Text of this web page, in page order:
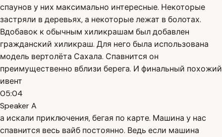
спаунов у них максимально интересные. Некоторые
застряли в деревьях, а некоторые лежат в болотах.
Вдобавок к обычным хиликрашам был добавлен
гражданский хиликраш. Для него была использована
модель вертолёта Сахала. Спавнится он
преимущественно вблизи берега. И финальный похожий
ивент
05:04
Speaker A
а искали приключения, бегая по карте. Машина у нас
спавнится весь вайб постоянно. Ведь если машина